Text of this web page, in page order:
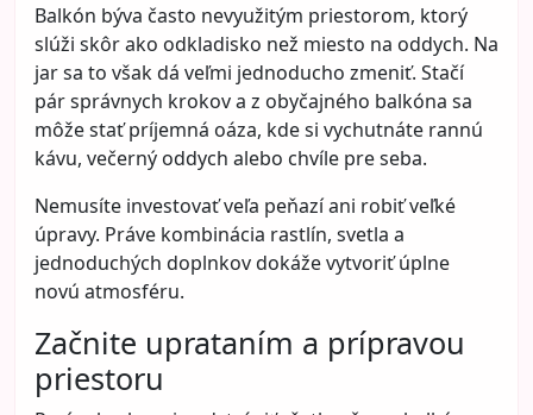
Balkón býva často nevyužitým priestorom, ktorý
slúži skôr ako odkladisko než miesto na oddych. Na
jar sa to však dá veľmi jednoducho zmeniť. Stačí
pár správnych krokov a z obyčajného balkóna sa
môže stať príjemná oáza, kde si vychutnáte rannú
kávu, večerný oddych alebo chvíle pre seba.
Nemusíte investovať veľa peňazí ani robiť veľké
úpravy. Práve kombinácia rastlín, svetla a
jednoduchých doplnkov dokáže vytvoriť úplne
novú atmosféru.
Začnite uprataním a prípravou
priestoru